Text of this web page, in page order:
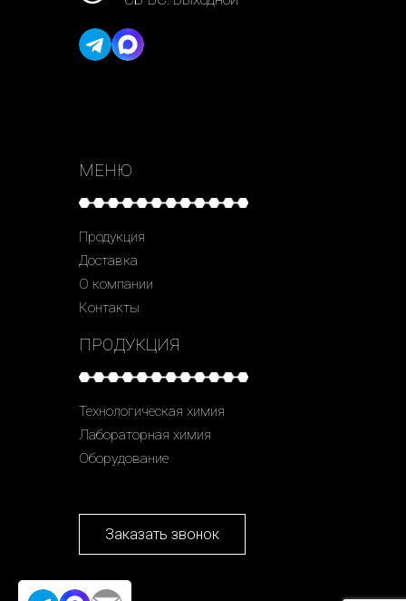
МЕНЮ
Продукция
Доставка
О компании
Контакты
ПРОДУКЦИЯ
Технологическая химия
Лабораторная химия
Оборудование
Заказать звонок